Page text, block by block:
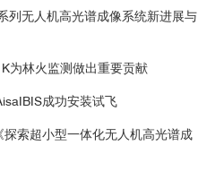
10.1186/s13007-015-
Pyrenees.December 2014,
2014, Volume 48,
列无人机高光谱成像系统新进展与
为林火监测做出重要贡献
成功安装试飞
索超小型一体化无人机高光谱成